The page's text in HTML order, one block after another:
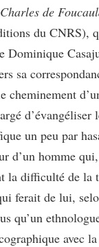
Charles de
du CNRS),
Dominique
sa
cheminement
d’évangéliser
un peu par
d’un homme
la difficulté de la
ferait de lui,
qu’un
avec